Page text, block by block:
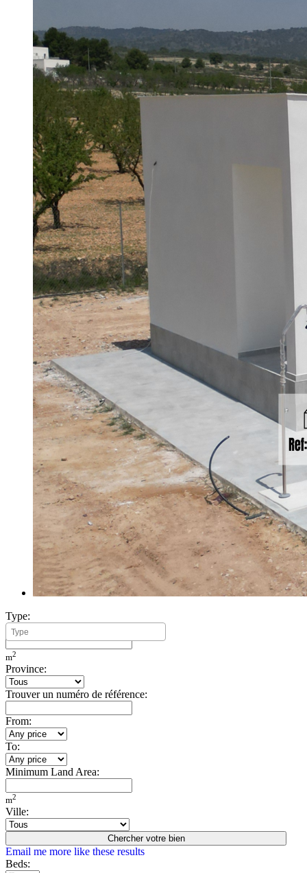
Type:
Minimum Build Area:
m2
Province:
Trouver un numéro de référence:
From:
To:
Minimum Land Area:
m2
Ville:
Chercher votre bien
Email me more like these results
Beds: